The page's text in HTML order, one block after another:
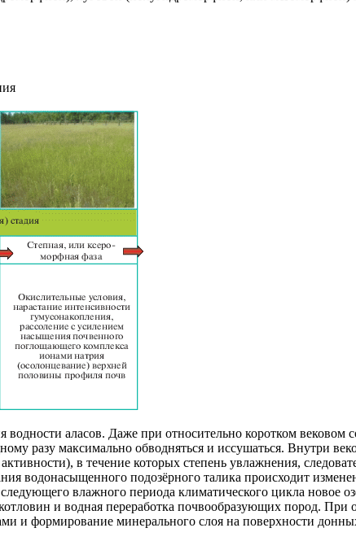
аласов. Даже при относительно коротком вековом
разу максимально обводняться и иссушаться. Внутри
в течение которых степень увлажнения,
водонасыщенного подозёрного талика происходит
влажного периода климатического цикла новое
и водная переработка почвообразующих пород. При
и формирование минерального слоя на поверхности